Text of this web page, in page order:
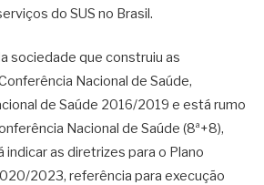
do SUS no Brasil.
sociedade que construiu as
Nacional de Saúde,
de Saúde 2016/2019 e está rumo
Nacional de Saúde (8ª+8),
indicar as diretrizes para o Plano
2023, referência para execução